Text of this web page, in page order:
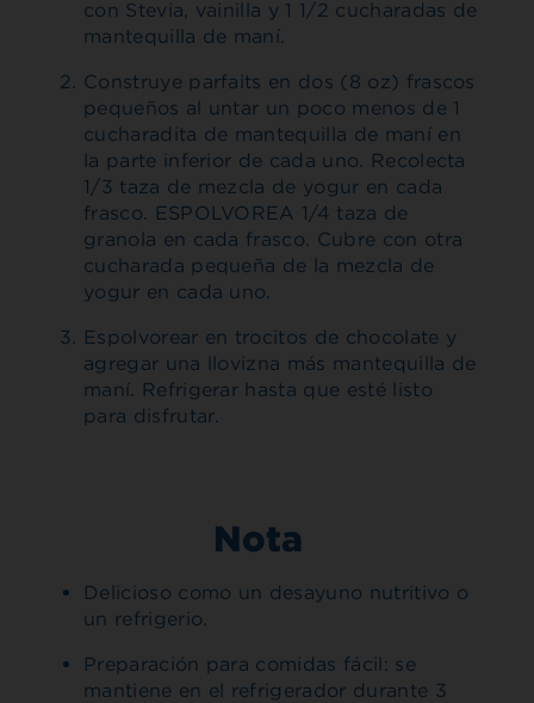
con Stevia, vainilla y 1 1/2 cucharadas de
mantequilla de maní.
Construye parfaits en dos (8 oz) frascos
pequeños al untar un poco menos de 1
cucharadita de mantequilla de maní en
la parte inferior de cada uno. Recolecta
1/3 taza de mezcla de yogur en cada
frasco. ESPOLVOREA 1/4 taza de
granola en cada frasco. Cubre con otra
cucharada pequeña de la mezcla de
yogur en cada uno.
Espolvorear en trocitos de chocolate y
agregar una llovizna más mantequilla de
maní. Refrigerar hasta que esté listo
para disfrutar.
Nota
Delicioso como un desayuno nutritivo o
un refrigerio.
Preparación para comidas fácil: se
mantiene en el refrigerador durante 3